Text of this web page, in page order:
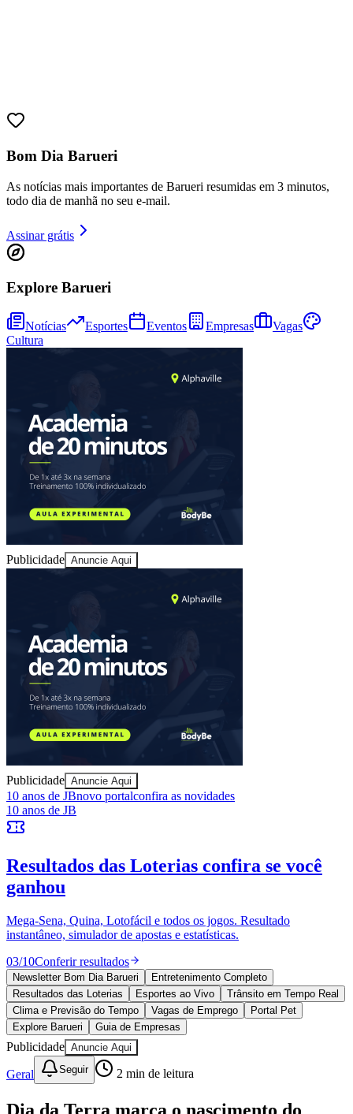
Juventude
Goiás
Bom Dia Barueri
As notícias mais importantes de Barueri resumidas em 3 minutos,
todo dia de manhã no seu e-mail.
Assinar grátis
Explore Barueri
Notícias Esportes Eventos Empresas
Vagas
Cultura
Publicidade Anuncie Aqui
Publicidade Anuncie Aqui
10 anos de JBnovo portalconfira as novidades
10 anos de JB
Resultados das Loterias confira se você
ganhou
Mega-Sena, Quina, Lotofácil e todos os jogos. Resultado
instantâneo, simulador de apostas e estatísticas.
03/10Conferir resultados
Newsletter Bom Dia Barueri
Entretenimento Completo
Resultados das Loterias
Esportes ao Vivo
Trânsito em Tempo Real
Clima e Previsão do Tempo
Vagas de Emprego
Portal Pet
Explore Barueri
Guia de Empresas
Publicidade Anuncie Aqui
Geral Seguir 2 min de leitura
Dia da Terra marca o nascimento do